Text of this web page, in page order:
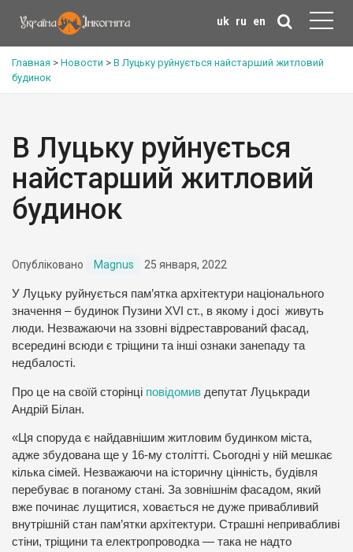
uk ru en
Главная > Новости > В Луцьку руйнується найстарший житловий
будинок
В Луцьку руйнується
найстарший житловий
будинок
Опубліковано Magnus 25 января, 2022
У Луцьку руйнується пам’ятка архітектури національного
значення – будинок Пузини ХVІ ст., в якому і досі живуть
люди. Незважаючи на ззовні відреставрований фасад,
всередині всюди є тріщини та інші ознаки занепаду та
недбалості.
Про це на своїй сторінці повідомив депутат Луцькради
Андрій Білан.
«Ця споруда є найдавнішим житловим будинком міста,
адже збудована ще у 16-му столітті. Сьогодні у ній мешкає
кілька сімей. Незважаючи на історичну цінність, будівля
перебуває в поганому стані. За зовнішнім фасадом, який
вже починає лущитися, ховається не дуже привабливий
внутрішній стан пам’ятки архітектури. Страшні непривабливі
стіни, тріщини та електропроводка — така не надто